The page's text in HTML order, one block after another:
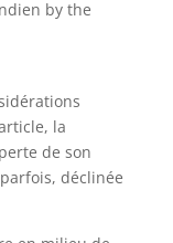
by the
la
de son
déclinée